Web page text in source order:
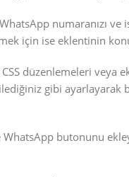
numaranızı ve
için ise eklentinin
düzenlemeleri veya
gibi ayarlayarak
WhatsApp butonunu